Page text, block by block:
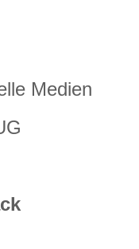
Medien